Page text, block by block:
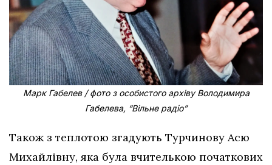
Марк Габелев / фото з особистого архіву Володимира
Габелева, “Вільне радіо”
Також з теплотою згадують Турчинову Асю
Михайлівну, яка була вчителькою початкових